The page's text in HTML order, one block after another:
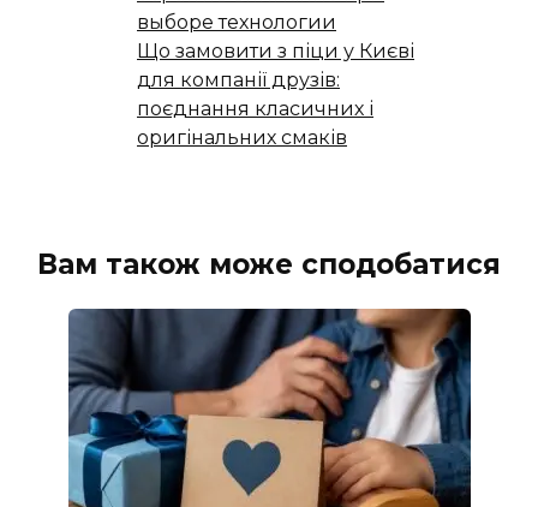
выборе технологии
Що замовити з піци у Києві
для компанії друзів:
поєднання класичних і
оригінальних смаків
Вам також може сподобатися